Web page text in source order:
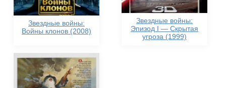
Звездные войны:
Войны клонов (2008)
Звездные войны:
Эпизод I — Скрытая
угроза (1999)